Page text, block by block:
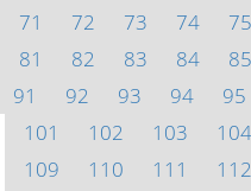
71
72 73 74 75
81
82 83 84 85
91
92 93 94 95
101
102 103 104
109
110 111 112